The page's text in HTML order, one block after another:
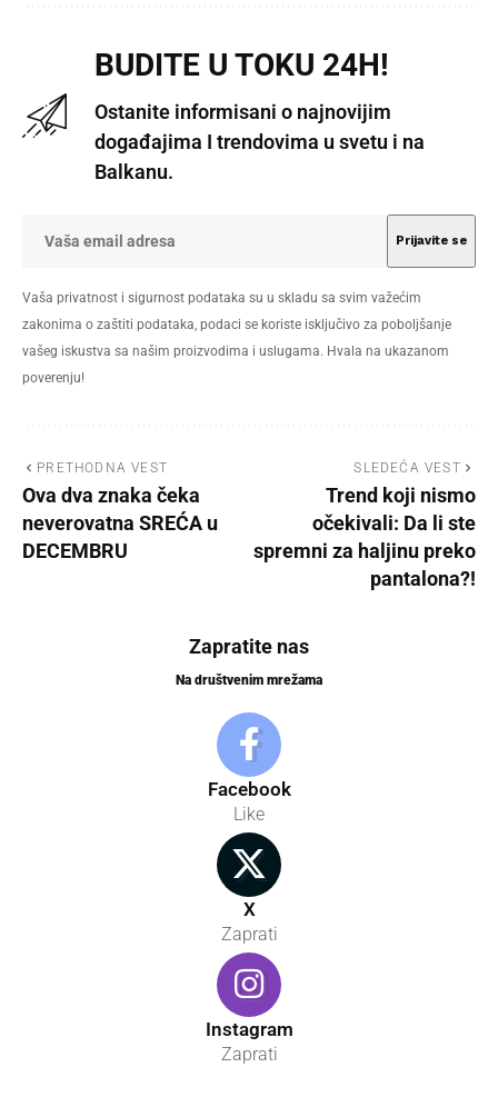
BUDITE U TOKU 24H!
Ostanite informisani o najnovijim
događajima I trendovima u svetu i na
Balkanu.
Vaša privatnost i sigurnost podataka su u skladu sa svim važećim
zakonima o zaštiti podataka, podaci se koriste isključivo za poboljšanje
vašeg iskustva sa našim proizvodima i uslugama. Hvala na ukazanom
poverenju!
PRETHODNA VEST
Ova dva znaka čeka
neverovatna SREĆA u
DECEMBRU
SLEDEĆA VEST
Trend koji nismo
očekivali: Da li ste
spremni za haljinu preko
pantalona?!
Zapratite nas
Na društvenim mrežama
Facebook
Like
X
Zaprati
Instagram
Zaprati